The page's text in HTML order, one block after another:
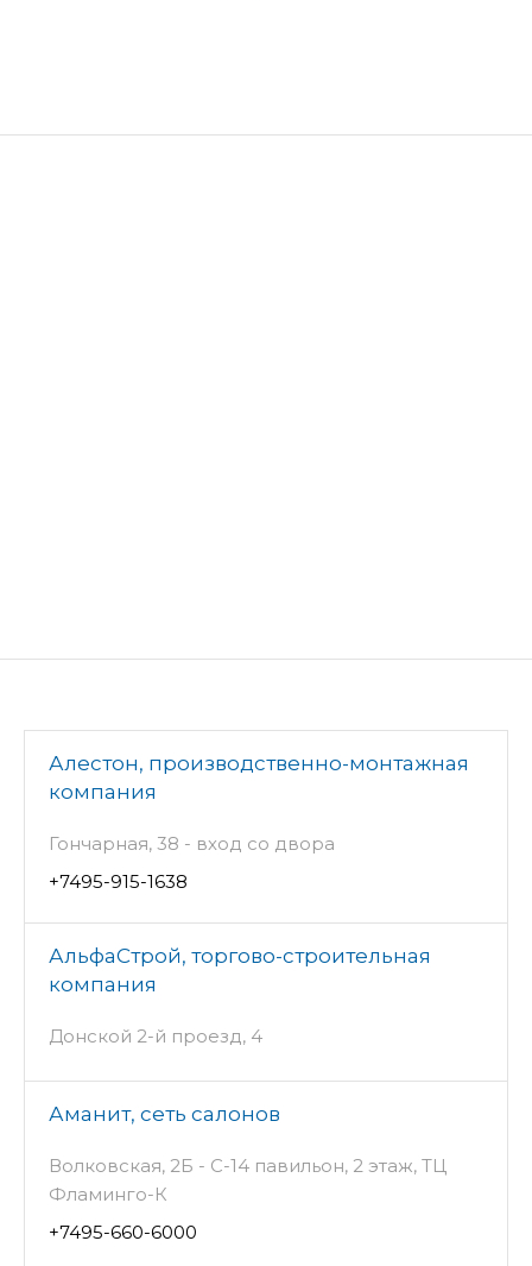
Алестон, производственно-монтажная
компания
Гончарная, 38 - вход со двора
+7495-915-1638
АльфаСтрой, торгово-строительная
компания
Донской 2-й проезд, 4
Аманит, сеть салонов
Волковская, 2Б - С-14 павильон, 2 этаж, ТЦ
Фламинго-К
+7495-660-6000